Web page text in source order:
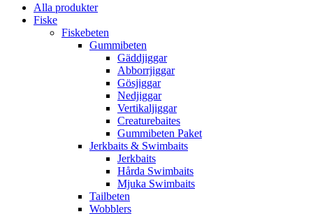
Alla produkter
Fiske
Fiskebeten
Gummibeten
Gäddjiggar
Abborrjiggar
Gösjiggar
Nedjiggar
Vertikaljiggar
Creaturebaites
Gummibeten Paket
Jerkbaits & Swimbaits
Jerkbaits
Hårda Swimbaits
Mjuka Swimbaits
Tailbeten
Wobblers